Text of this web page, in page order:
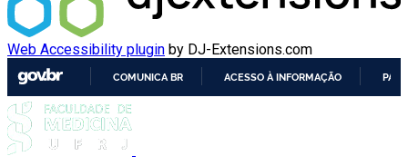
Web Accessibility plugin by DJ-Extensions.com
COMUNICA BR ACESSO À INFORMAÇÃO